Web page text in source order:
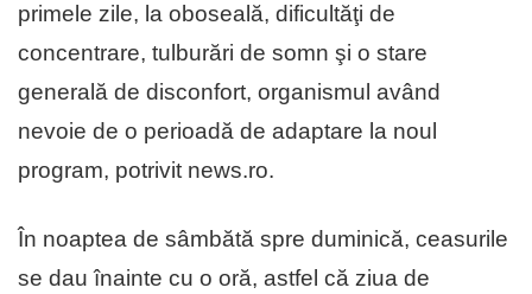
primele zile, la oboseală, dificultăţi de
concentrare, tulburări de somn şi o stare
generală de disconfort, organismul având
nevoie de o perioadă de adaptare la noul
program, potrivit news.ro.
În noaptea de sâmbătă spre duminică, ceasurile
se dau înainte cu o oră, astfel că ziua de